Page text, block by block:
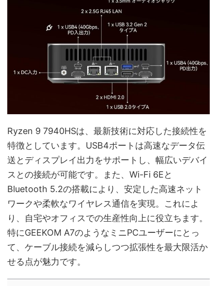
Ryzen 9 7940HSは、最新技術に対応した接続性を
特徴としています。USB4ポートは高速なデータ伝
送とディスプレイ出力をサポートし、幅広いデバイ
スとの接続が可能です。また、Wi-Fi 6Eと
Bluetooth 5.2の搭載により、安定した高速ネット
ワークや柔軟なワイヤレス通信を実現。これによ
り、自宅やオフィスでの生産性向上に役立ちます。
特にGEEKOM A7のようなミニPCユーザーにとっ
て、ケーブル接続を減らしつつ拡張性を最大限活か
せる点が魅力です。